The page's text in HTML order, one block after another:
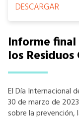
DESCARGAR
Informe
los Residuos
El Día Internacional
30 de marzo de
sobre la